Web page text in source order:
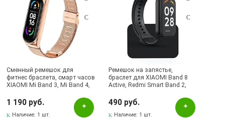
Сменный ремешок для
фитнес браслета, смарт часов
XIAOMI Mi Band 3, Mi Band 4,
цвет золотистый
1 190 руб.
Наличие: 1 шт.
Ремешок на запястье,
браслет для XIAOMI Band 8
Active, Redmi Smart Band 2,
490 руб.
Наличие: 1 шт.